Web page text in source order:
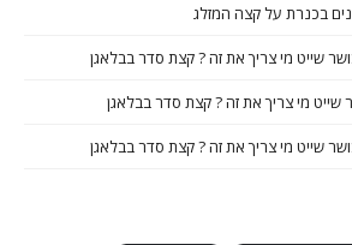
בכנרת על קצה המזלג
שייט מי צריך את זה ? קצת סדר בבלאגן
שייט מי צריך את זה ? קצת סדר בבלאגן
שייט מי צריך את זה ? קצת סדר בבלאגן